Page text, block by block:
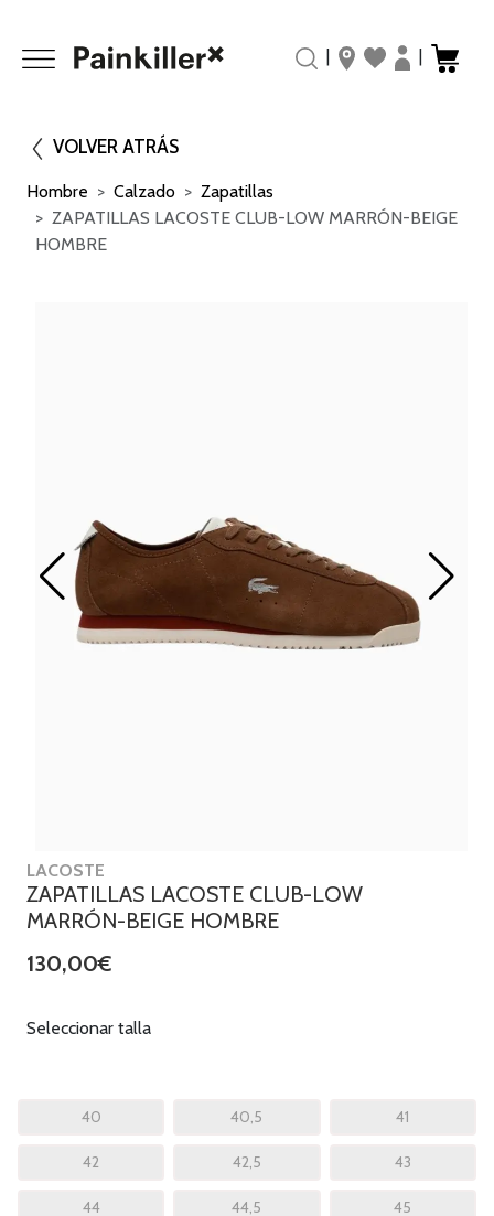
VOLVER ATRÁS
Hombre Calzado
Zapatillas
ZAPATILLAS LACOSTE CLUB-LOW MARRÓN-BEIGE
HOMBRE
LACOSTE
ZAPATILLAS LACOSTE CLUB-LOW
MARRÓN-BEIGE HOMBRE
130,00€
Seleccionar talla
40 40,5 41
42 42,5 43
44 44,5 45